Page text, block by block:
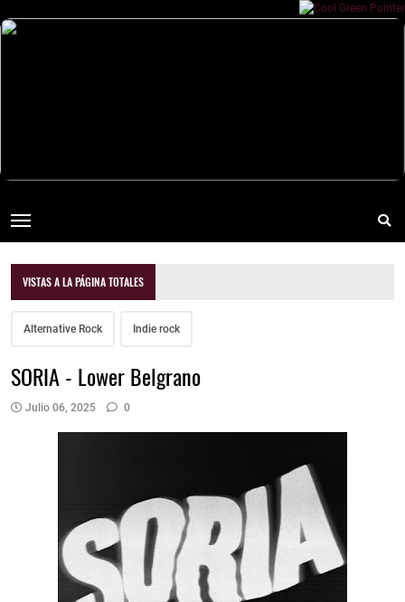
VISTAS A LA PÁGINA TOTALES
Alternative Rock Indie rock
SORIA - Lower Belgrano
Julio 06, 2025 0